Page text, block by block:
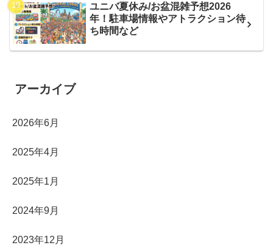
ユニバ夏休み/お盆混雑予想2026
年！駐車場情報やアトラクション待
ち時間など
アーカイブ
2026年6月
2025年4月
2025年1月
2024年9月
2023年12月